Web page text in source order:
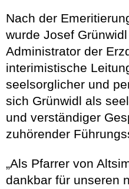
Nach der
wurde Josef
Administrator der
interimistische
seelsorglicher und
sich Grünwidl als
und verständiger
zuhörender
„Als Pfarrer von
dankbar für unseren